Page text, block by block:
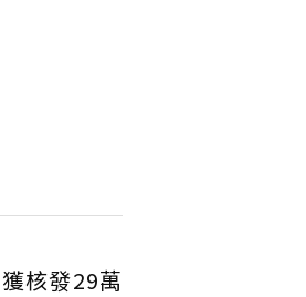
核發29萬